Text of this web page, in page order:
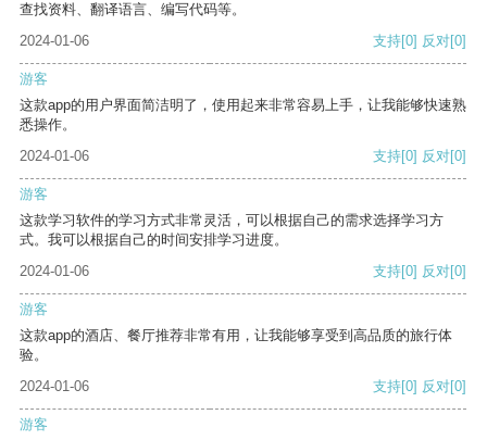
查找资料、翻译语言、编写代码等。
2024-01-06
支持[0] 反对[0]
游客
这款app的用户界面简洁明了，使用起来非常容易上手，让我能够快速熟
悉操作。
2024-01-06
支持[0] 反对[0]
游客
这款学习软件的学习方式非常灵活，可以根据自己的需求选择学习方
式。我可以根据自己的时间安排学习进度。
2024-01-06
支持[0] 反对[0]
游客
这款app的酒店、餐厅推荐非常有用，让我能够享受到高品质的旅行体
验。
2024-01-06
支持[0] 反对[0]
游客